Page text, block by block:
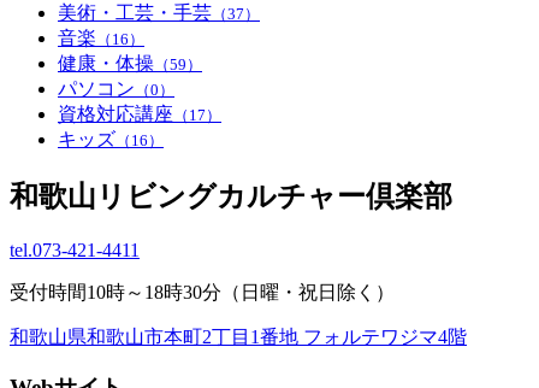
美術・工芸・手芸 （37）
音楽 （16）
健康・体操 （59）
パソコン （0）
資格対応講座 （17）
キッズ （16）
和歌山リビングカルチャー倶楽部
tel.073-421-4411
受付時間10時～18時30分（日曜・祝日除く）
和歌山県和歌山市本町2丁目1番地 フォルテワジマ4階